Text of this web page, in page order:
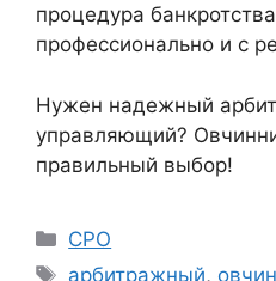
процедура
профессионально и с
Нужен надежный
управляющий?
правильный выбор!
Рубрики
СРО
Метки
арбитражный,